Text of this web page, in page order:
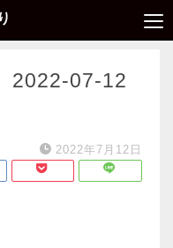
2022-07-12
2022年7月12日